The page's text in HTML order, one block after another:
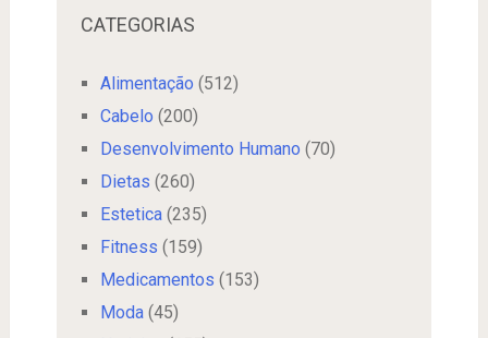
CATEGORIAS
Alimentação (512)
Cabelo (200)
Desenvolvimento Humano (70)
Dietas (260)
Estetica(235)
Fitness (159)
Medicamentos (153)
Moda(45)